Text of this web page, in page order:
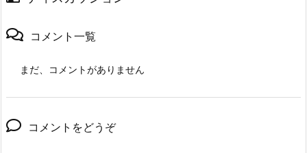
コメント一覧
まだ、コメントがありません
コメントをどうぞ